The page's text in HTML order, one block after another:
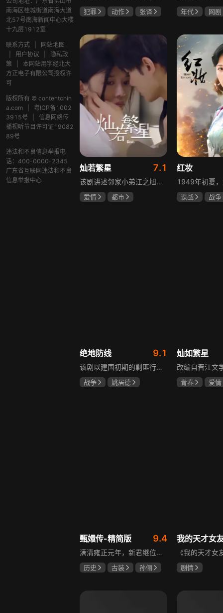
南海区桂城街道南海大道
北57号南海新闻中心大楼
十九层1912室
联系方式
网站地图
用户协议
隐私政
策
本网站用字经北大
方正电子有限公司授权许
可
版权所有 © contentchin
a.com
粤ICP备1002
3915号
信息网络传
播视听节目许可证19082
89号
违法和不良信息举报电
话：400-0000-2345
广东省互联网违法和不良
信息举报中心
犯罪 动作
张译
年代
网剧
灿若繁星 7.1
该剧讲述邻家小弟江之旭留学归来，竟成了夏千星的顶头上司。从小管着江之旭、事事压他一头的夏千星无法接受，两人互不服气，在公司内外明争暗斗。江之旭借职位刁难夏千星，夏千星则用姐姐身份压制他，然而夏千星不知道，江之旭拼尽全力坐上这个位子，就是为了陪在她身边保护她。
爱情
都市
红妆
谍战
战争
绝地防线 9.1
该剧以建国初期的剿匪行动为背景，讲述中国人民解放军西线小分队追击黑山寺国民党残部的故事。小分队在执行任务过程中，严格遵照上级指示，既要完成军事目标，又全力保护沿途百姓的生命财产安全，同时对残部人员采取劝降与救治相结合的策略。最终，小分队成功控制了区域内的疫情，救出了愿意投诚的士兵，圆满完成了剿匪解救任务，展现了解放军的优良作风与使命担当。
战争
姚居德
灿如繁星
青春
爱情
甄嬛传-精简版 9.4
满清雍正元年，新君继位后朝堂看似祥和实则暗流涌动，后宫华妃与皇后分庭抗礼，各方势力裹挟其中凶险异常，太后主持选秀拉开帷幕，大理寺少卿甄远道长女甄嬛意外得雍正赏识步入皇宫，在皇后与华妃的夹击下，甄嬛小心周旋忍辱负重，不得不用智慧保护自己，一次次卷入残酷宫闱斗争。
历史 古装
孙俪
我的天才女
剧情